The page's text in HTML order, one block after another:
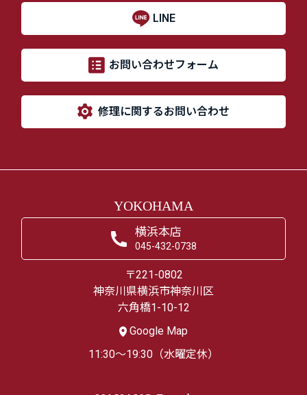
LINE
お問い合わせフォーム
修理に関するお問い合わせ
YOKOHAMA
横浜本店
045-432-0738
〒221-0802
神奈川県横浜市神奈川区
六角橋1-10-12
Google Map
11:30～19:30（水曜定休）